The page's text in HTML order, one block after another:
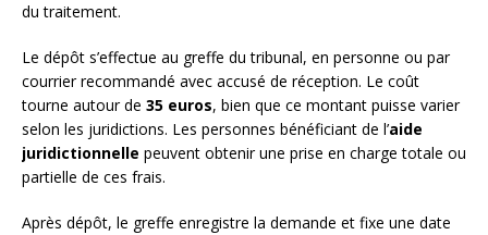
du traitement.
Le dépôt s’effectue au greffe du tribunal, en personne ou par
courrier recommandé avec accusé de réception. Le coût
tourne autour de 35 euros, bien que ce montant puisse varier
selon les juridictions. Les personnes bénéficiant de l’aide
juridictionnelle peuvent obtenir une prise en charge totale ou
partielle de ces frais.
Après dépôt, le greffe enregistre la demande et fixe une date